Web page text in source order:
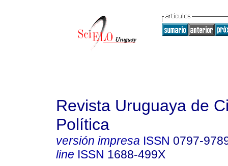
Revista Uruguaya de
Política
versión impresa ISSN 0797-
line ISSN 1688-499X